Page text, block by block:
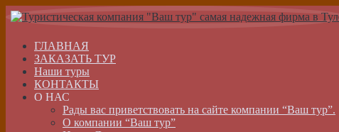
ГЛАВНАЯ
ЗАКАЗАТЬ ТУР
Наши туры
КОНТАКТЫ
О НАС
Рады вас приветствовать на сайте компании “Ваш тур”.
О компании “Ваш тур”